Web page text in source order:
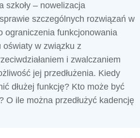
szkoły – nowelizacja
szczególnych rozwiązań w
ograniczenia funkcjonowania
oświaty w związku z
i zwalczaniem
jej przedłużenia. Kiedy
dłużej funkcję? Kto może być
O ile można przedłużyć kadencję